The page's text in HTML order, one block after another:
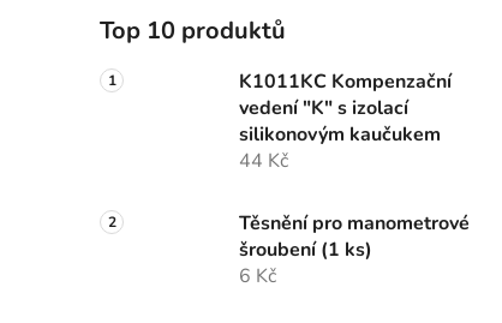
Top 10 produktů
K1011KC Kompenzační
vedení "K" s izolací
silikonovým kaučukem
44 Kč
Těsnění pro manometrové
šroubení (1 ks)
6 Kč